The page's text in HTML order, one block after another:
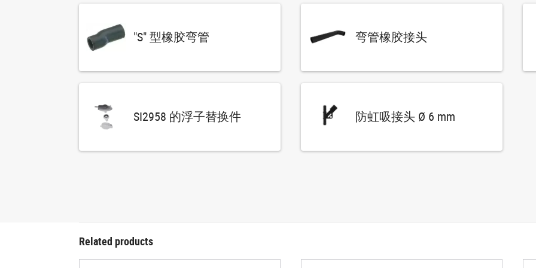
"S" 型橡胶弯管 弯管橡胶接头
SI2958 的浮子替换件 防虹吸接头 Ø 6 mm
Related products